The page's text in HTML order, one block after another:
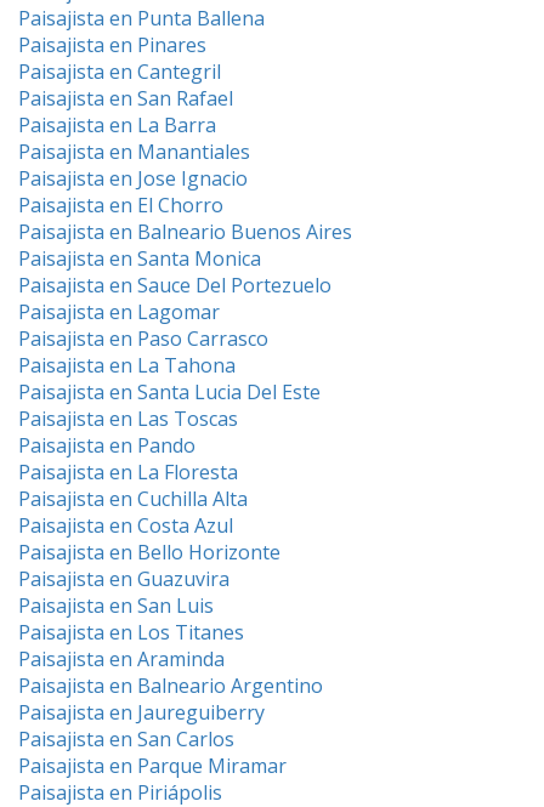
Paisajista en Punta Ballena
Paisajista en Pinares
Paisajista en Cantegril
Paisajista en San Rafael
Paisajista en La Barra
Paisajista en Manantiales
Paisajista en Jose Ignacio
Paisajista en El Chorro
Paisajista en Balneario Buenos Aires
Paisajista en Santa Monica
Paisajista en Sauce Del Portezuelo
Paisajista en Lagomar
Paisajista en Paso Carrasco
Paisajista en La Tahona
Paisajista en Santa Lucia Del Este
Paisajista en Las Toscas
Paisajista en Pando
Paisajista en La Floresta
Paisajista en Cuchilla Alta
Paisajista en Costa Azul
Paisajista en Bello Horizonte
Paisajista en Guazuvira
Paisajista en San Luis
Paisajista en Los Titanes
Paisajista en Araminda
Paisajista en Balneario Argentino
Paisajista en Jaureguiberry
Paisajista en San Carlos
Paisajista en Parque Miramar
Paisajista en Piriápolis